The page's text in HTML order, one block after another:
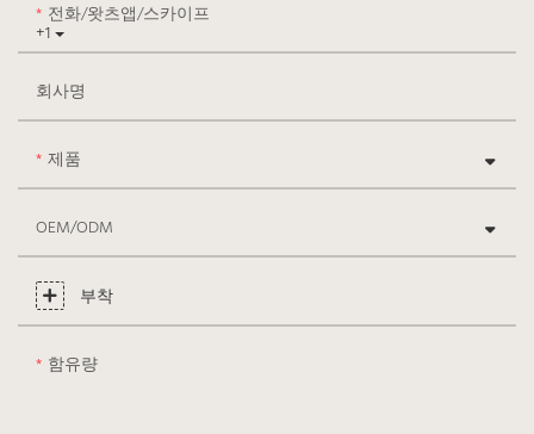
+1
전화/왓츠앱/스카이프
회사명
제품
OEM/ODM
부착
함유량